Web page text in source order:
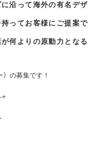
沿って海外の有名デザ
ってお客様にご提案で
何よりの原動力となる
》の募集です！
+